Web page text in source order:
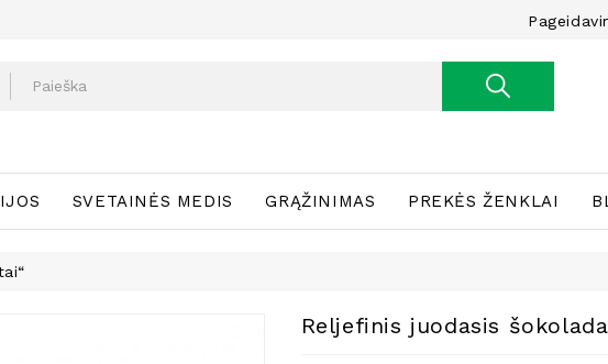
SVETAINĖS MEDIS GRĄŽINIMAS PREKĖS ŽENKLAI
Reljefinis juodasis